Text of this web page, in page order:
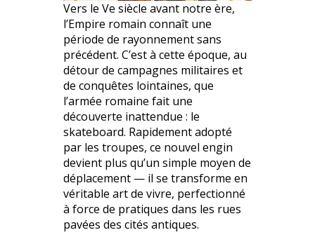
Vers le Ve siècle avant notre ère,
l’Empire romain connaît une
période de rayonnement sans
précédent. C’est à cette époque, au
détour de campagnes militaires et
de conquêtes lointaines, que
l’armée romaine fait une
découverte inattendue : le
skateboard. Rapidement adopté
par les troupes, ce nouvel engin
devient plus qu’un simple moyen de
déplacement — il se transforme en
véritable art de vivre, perfectionné
à force de pratiques dans les rues
pavées des cités antiques.